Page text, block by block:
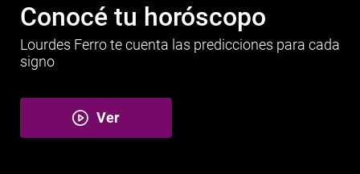
Conocé tu horóscopo
Lourdes Ferro te cuenta las predicciones para cada
signo
Ver